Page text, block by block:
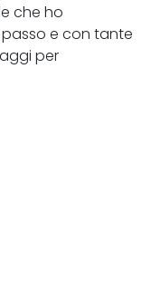
che ho
e con tante
per